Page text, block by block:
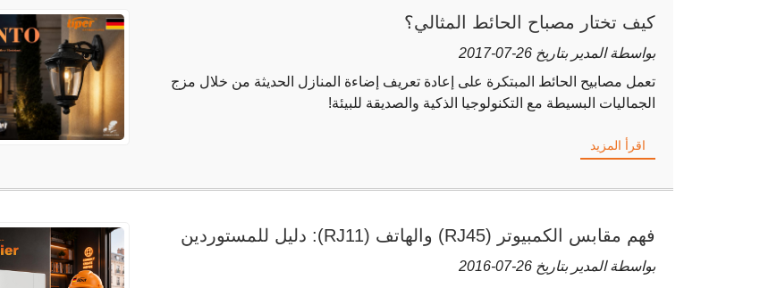
كيف تختار مصباح الحائط المثالي؟
بواسطة المدير بتاريخ 26-07-2017
تعمل مصابيح الحائط المبتكرة على إعادة تعريف إضاءة المنازل الحديثة من خلال مزج
الجماليات البسيطة مع التكنولوجيا الذكية والصديقة للبيئة!
اقرأ المزيد
فهم مقابس الكمبيوتر (RJ45) والهاتف (RJ11): دليل للمستوردين
والمقاولين
بواسطة المدير بتاريخ 26-07-2016